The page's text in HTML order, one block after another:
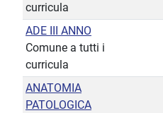
curricula
ADE III ANNO
Comune a tutti i
curricula
ANATOMIA
PATOLOGICA